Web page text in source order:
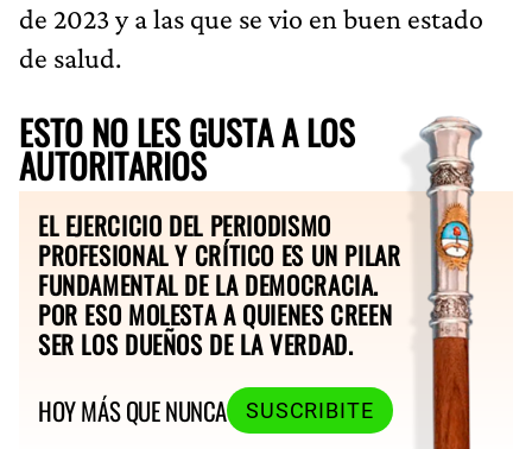
de 2023 y a las que se vio en buen estado
de salud.
ESTO NO LES GUSTA A LOS
AUTORITARIOS
EL EJERCICIO DEL PERIODISMO
PROFESIONAL Y CRÍTICO ES UN PILAR
FUNDAMENTAL DE LA DEMOCRACIA.
POR ESO MOLESTA A QUIENES CREEN
SER LOS DUEÑOS DE LA VERDAD.
HOY MÁS QUE NUNCA
SUSCRIBITE